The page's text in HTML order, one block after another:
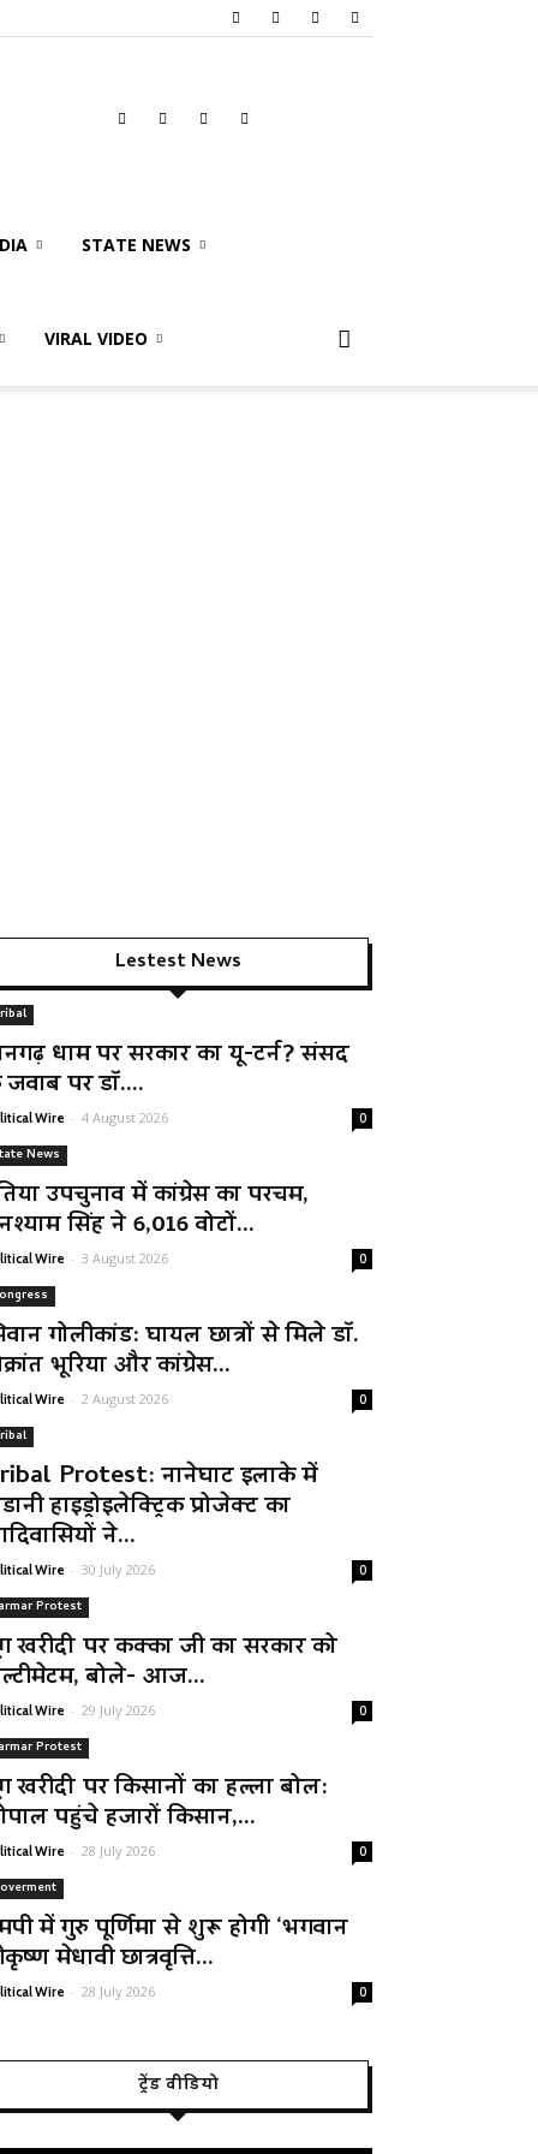
STATE NEWS
VIRAL VIDEO
Lestest News
धाम पर सरकार का यू-टर्न? संसद
पर डॉ....
Wire - 4 August 2026 0
News
उपचुनाव में कांग्रेस का परचम,
सिंह ने 6,016 वोटों...
Wire - 3 August 2026 0
गोलीकांड: घायल छात्रों से मिले डॉ.
भूरिया और कांग्रेस...
Wire - 2 August 2026 0
Protest: नानेघाट इलाके में
हाइड्रोइलेक्ट्रिक प्रोजेक्ट का
ने...
Wire - 30 July 2026 0
Protest
खरीदी पर कक्का जी का सरकार को
बोले- आज...
Wire - 29 July 2026 0
Protest
खरीदी पर किसानों का हल्ला बोल:
पहुंचे हजारों किसान,...
Wire - 28 July 2026 0
में गुरु पूर्णिमा से शुरू होगी ‘भगवान
मेधावी छात्रवृत्ति...
Wire - 28 July 2026 0
ट्रेंड वीडियो